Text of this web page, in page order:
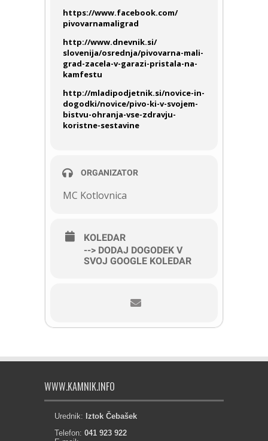
https://www.facebook.com/
pivovarnamaligrad
http://www.dnevnik.si/
slovenija/osrednja/pivovarna-mali-
grad-zacela-v-garazi-pristala-na-
kamfestu
http://mladipodjetnik.si/novice-in-
dogodki/novice/pivo-ki-v-svojem-
bistvu-ohranja-vse-zdravju-
koristne-sestavine
ORGANIZATOR
MC Kotlovnica
KOLEDAR
--> DODAJ DOGODEK V
SVOJ GOOGLE KOLEDAR
WWW.KAMNIK.INFO
Urednik: Iztok Čebašek
Telefon: 041 923 922